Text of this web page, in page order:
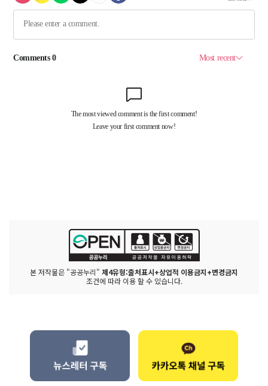
본 저작물은 "공공누리" 제4유형:출처표시+상업적 이용금지+변경금지
조건에 따라 이용 할 수 있습니다.